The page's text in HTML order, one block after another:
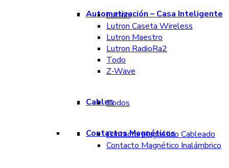
Automatización – Casa Inteligente
Lutron
Lutron Caseta Wireless
Lutron Maestro
Lutron RadioRa2
Todo
Z-Wave
CablesTodos
Contactos Magnéticos
Contacto Magnético Cableado
Contacto Magnético Inalámbrico